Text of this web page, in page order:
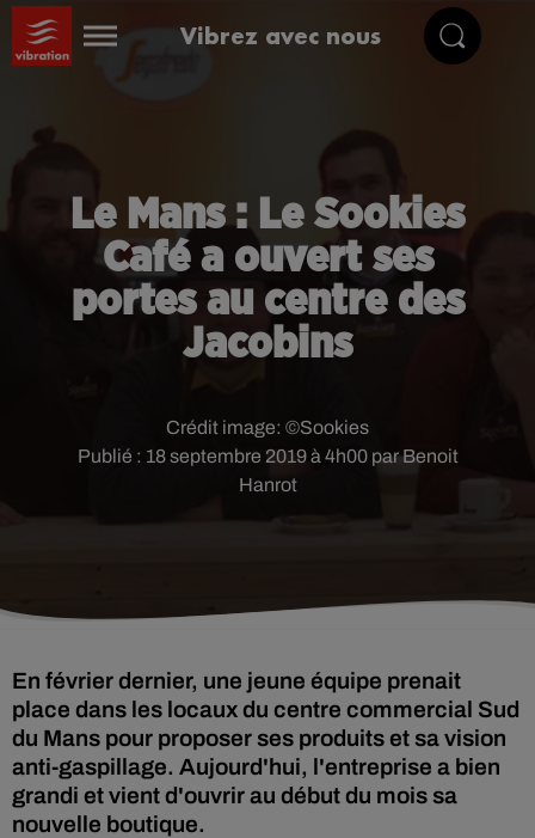
Vibrez avec nous
Le Mans : Le Sookies
Café a ouvert ses
portes au centre des
Jacobins
Publié : 18 septembre 2019 à 4h00 par Benoit
Hanrot
Crédit image: ©Sookies
En février dernier, une jeune équipe prenait
place dans les locaux du centre commercial Sud
du Mans pour proposer ses produits et sa vision
anti-gaspillage. Aujourd'hui, l'entreprise a bien
grandi et vient d'ouvrir au début du mois sa
nouvelle boutique.